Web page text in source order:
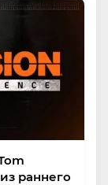
раннего